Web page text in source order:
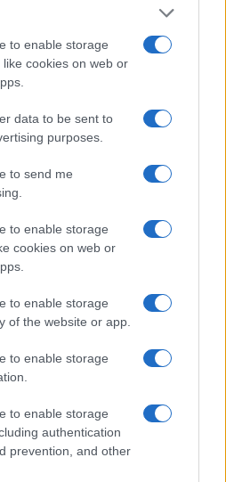
to enable storage
cookies on web or
data to be sent to
purposes.
to send me
to enable storage
cookies on web or
to enable storage
of the website or app.
to enable storage
to enable storage
authentication
prevention, and other
2021 – 5%:
για τους υποψήφιους με
παθήσεις
2021 – Κεφαλίδου
εισαγωγή στα ΑΕΙ: Ένταξη
στο ποσοστό 5%
01/2021 - 12:13
2020: Υποβολή
των υποψηφίων
πάσχουν από σοβαρές
09/2020 - 18:09
φοιτητών 2020: